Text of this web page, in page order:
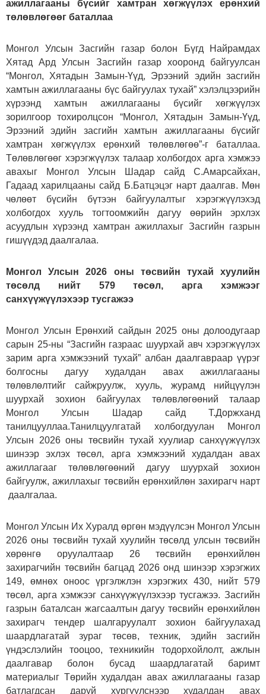
ажиллагааны бүсийг хамтран хөгжүүлэх ерөнхий
төлөвлөгөөг баталлаа
Монгол Улсын Засгийн газар болон Бүгд Найрамдах
Хятад Ард Улсын Засгийн газар хооронд байгуулсан
“Монгол, Хятадын Замын-Үүд, Эрээний эдийн засгийн
хамтын ажиллагааны бүс байгуулах тухай” хэлэлцээрийн
хүрээнд хамтын ажиллагааны бүсийг хөгжүүлэх
зорилгоор тохиролцсон “Монгол, Хятадын Замын-Үүд,
Эрээний эдийн засгийн хамтын ажиллагааны бүсийг
хамтран хөгжүүлэх ерөнхий төлөвлөгөө”-г баталлаа.
Төлөвлөгөөг хэрэгжүүлэх талаар холбогдох арга хэмжээ
авахыг Монгол Улсын Шадар сайд С.Амарсайхан,
Гадаад харилцааны сайд Б.Батцэцэг нарт даалгав. Мөн
чөлөөт бүсийн бүтээн байгуулалтыг хэрэгжүүлэхэд
холбогдох хууль тогтоомжийн дагуу өөрийн эрхлэх
асуудлын хүрээнд хамтран ажиллахыг Засгийн газрын
гишүүдэд даалгалаа.
Монгол Улсын 2026 оны төсвийн тухай хуулийн
төсөлд нийт 579 төсөл, арга хэмжээг
санхүүжүүлэхээр тусгажээ
Монгол Улсын Ерөнхий сайдын 2025 оны долоодугаар
сарын 25-ны “Засгийн газраас шуурхай авч хэрэгжүүлэх
зарим арга хэмжээний тухай” албан даалгавраар үүрэг
болгосны дагуу худалдан авах ажиллагааны
төлөвлөлтийг сайжруулж, хууль, журамд нийцүүлэн
шуурхай зохион байгуулах төлөвлөгөөний талаар
Монгол Улсын Шадар сайд Т.Доржханд
танилцууллаа.Танилцуулгатай холбогдуулан Монгол
Улсын 2026 оны төсвийн тухай хуулиар санхүүжүүлэх
шинээр эхлэх төсөл, арга хэмжээний худалдан авах
ажиллагааг төлөвлөгөөний дагуу шуурхай зохион
байгуулж, ажиллахыг төсвийн ерөнхийлөн захирагч нарт
даалгалаа.
Монгол Улсын Их Хуралд өргөн мэдүүлсэн Монгол Улсын
2026 оны төсвийн тухай хуулийн төсөлд улсын төсвийн
хөрөнгө оруулалтаар 26 төсвийн ерөнхийлөн
захирагчийн төсвийн багцад 2026 онд шинээр хэрэгжих
149, өмнөх оноос үргэлжлэн хэрэгжих 430, нийт 579
төсөл, арга хэмжээг санхүүжүүлэхээр тусгажээ. Засгийн
газрын баталсан жагсаалтын дагуу төсвийн ерөнхийлөн
захирагч тендер шалгаруулалт зохион байгуулахад
шаардлагатай зураг төсөв, техник, эдийн засгийн
үндэслэлийн тооцоо, техникийн тодорхойлолт, ажлын
даалгавар болон бусад шаардлагатай баримт
материалыг Төрийн худалдан авах ажиллагааны газар
батлагдсан даруй хүргүүлснээр худалдан авах